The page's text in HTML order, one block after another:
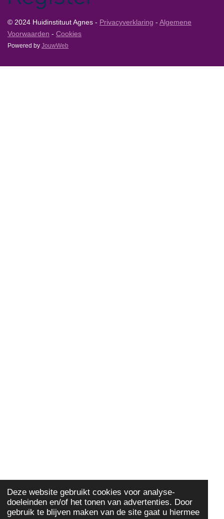
Deze website gebruikt cookies voor analyse-
doeleinden en/of het tonen van advertenties. Door
gebruik te blijven maken van de site gaat u hiermee
© 2024 Huidinstituut Agnes - Privacyverklaring - Algemene
Voorwaarden - Cookies
Powered by JouwWeb